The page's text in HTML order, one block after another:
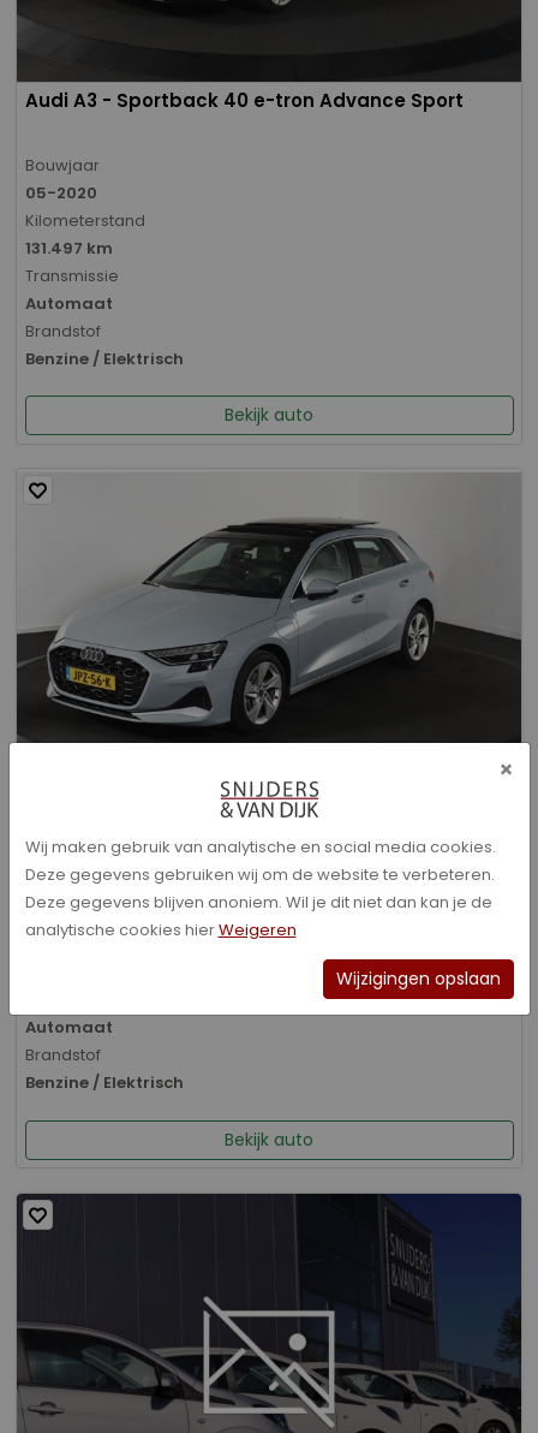
Audi A3 - Sportback 40 e-tron Advance Sport
Bouwjaar
05-2020
Kilometerstand
131.497 km
Transmissie
Automaat
Brandstof
Benzine / Elektrisch
Bekijk auto
Audi A3 - Sportback 40 TFSI e Advanced edition
Bouwjaar
01-2026
Kilometerstand
Automaat
Brandstof
Benzine / Elektrisch
Bekijk auto
×
Wij maken gebruik van analytische en social media cookies.
Deze gegevens gebruiken wij om de website te verbeteren.
Deze gegevens blijven anoniem. Wil je dit niet dan kan je de
analytische cookies hierWeigeren
Wijzigingen opslaan